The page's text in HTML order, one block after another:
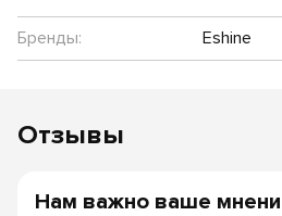
Бренды:
Eshine
Отзывы
Нам важно ваше